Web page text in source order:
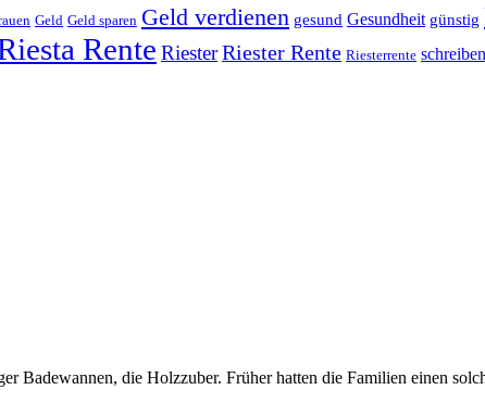
Geld Geld sparen Geld verdienen gesund Gesundheit günstig
Rente RiesterRiester Rente Riesterrente schreiben
Badewannen, die Holzzuber. Früher hatten die Familien einen